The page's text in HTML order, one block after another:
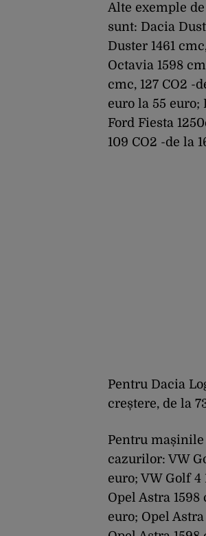
Alte exemple
sunt: Dacia
Duster 1461
Octavia 1598
cmc, 127 CO2 -
euro la 55 euro;
Ford Fiesta
109 CO2 -de la
Pentru Dacia
creștere, de la
Pentru
cazurilor: VW
euro; VW Golf 4
Opel Astra
euro; Opel